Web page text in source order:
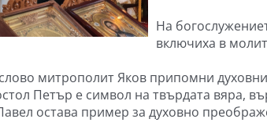
На
включиха в
митрополит Яков припомни
Петър е символ на твърдата вяра,
остава пример за духовно